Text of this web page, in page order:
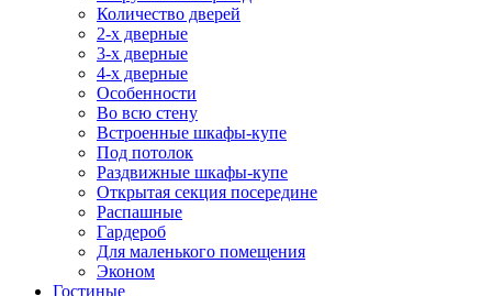
Количество дверей
2-х дверные
3-х дверные
4-х дверные
Особенности
Во всю стену
Встроенные шкафы-купе
Под потолок
Раздвижные шкафы-купе
Открытая секция посередине
Распашные
Гардероб
Для маленького помещения
Эконом
Гостиные